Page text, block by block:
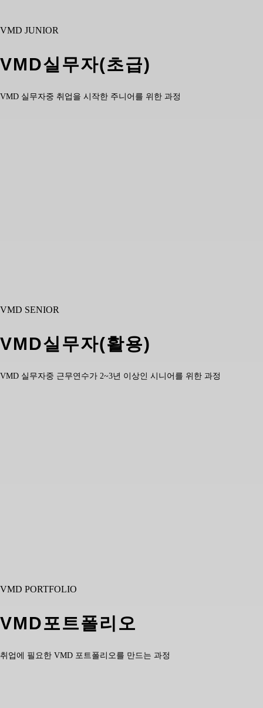
VMD JUNIOR
VMD실무자(초급)
VMD 실무자중 취업을 시작한 주니어를 위한 과정
VMD SENIOR
VMD실무자(활용)
VMD 실무자중 근무연수가 2~3년 이상인 시니어를 위한 과정
VMD PORTFOLIO
VMD포트폴리오
취업에 필요한 VMD 포트폴리오를 만드는 과정